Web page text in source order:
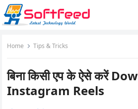
Home Tips & Tricks
बिना किसी एप के ऐसे करें
Instagram Reels